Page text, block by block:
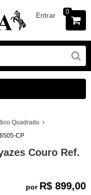
Entrar 0
Quadrado
CP
Couro Ref.
por R$ 899,00